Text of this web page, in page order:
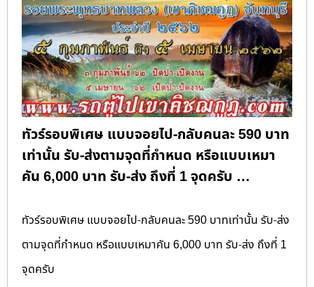
ทัวร์รอบพิเศษ แบบจอยไป-กลับคนละ 590 บาท
เท่านั้น รับ-ส่งตามจุดที่กำหนด หรือแบบเหมา
คัน 6,000 บาท รับ-ส่ง ถึงที่ 1 จุดครับ …
ทัวร์รอบพิเศษ แบบจอยไป-กลับคนละ 590 บาทเท่านั้น รับ-ส่ง
ตามจุดที่กำหนด หรือแบบเหมาคัน 6,000 บาท รับ-ส่ง ถึงที่ 1
จุดครับ